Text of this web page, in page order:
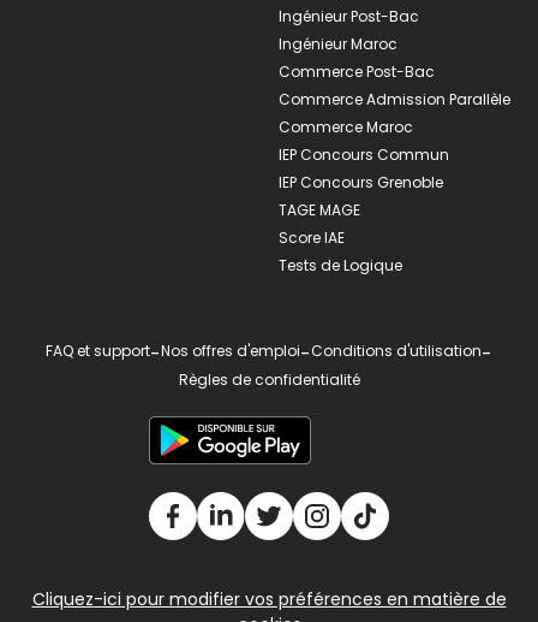
Ingénieur Post-Bac
Ingénieur Maroc
Commerce Post-Bac
Commerce Admission Parallèle
Commerce Maroc
IEP Concours Commun
IEP Concours Grenoble
TAGE MAGE
Score IAE
Tests de Logique
FAQ et support-Nos offres d'emploi-Conditions d'utilisation-
Règles de confidentialité
Cliquez-ici pour modifier vos préférences en matière de